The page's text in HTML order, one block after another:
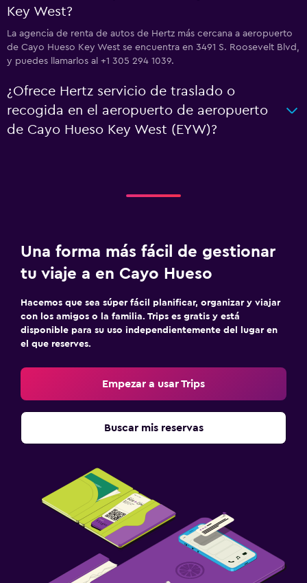
Key West?
La agencia de renta de autos de Hertz más cercana a aeropuerto
de Cayo Hueso Key West se encuentra en 3491 S. Roosevelt Blvd,
y puedes llamarlos al +1 305 294 1039.
¿Ofrece Hertz servicio de traslado o
recogida en el aeropuerto de aeropuerto
de Cayo Hueso Key West (EYW)?
Una forma más fácil de gestionar
tu viaje a en Cayo Hueso
Hacemos que sea súper fácil planificar, organizar y viajar
con los amigos o la familia. Trips es gratis y está
disponible para su uso independientemente del lugar en
el que reserves.
Empezar a usar Trips
Buscar mis reservas